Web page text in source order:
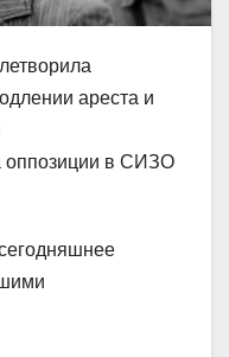
ареста и
оппозиции в СИЗО